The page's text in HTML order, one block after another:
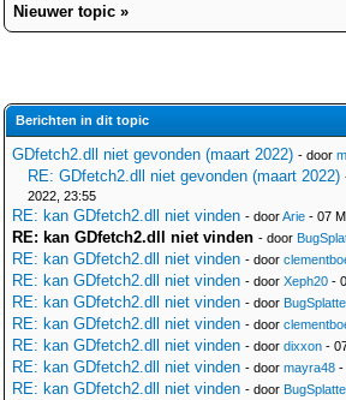
Nieuwer topic »
Berichten in dit topic
GDfetch2.dll niet gevonden (maart 2022) - door
RE: GDfetch2.dll niet gevonden (maart 2022)
2022, 23:55
RE: kan GDfetch2.dll niet vinden - doorArie - 07
RE: kan GDfetch2.dll niet vinden - door
RE: kan GDfetch2.dll niet vinden - door
RE: kan GDfetch2.dll niet vinden - door Xeph20 -
RE: kan GDfetch2.dll niet vinden - door
RE: kan GDfetch2.dll niet vinden - door
RE: kan GDfetch2.dll niet vinden - door dixxon -
RE: kan GDfetch2.dll niet vinden - door mayra48 -
RE: kan GDfetch2.dll niet vinden - door